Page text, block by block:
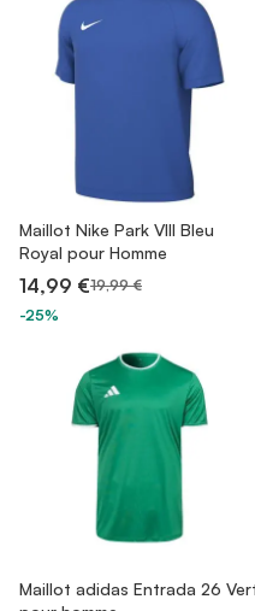
Maillot Nike Park VIII Bleu
Royal pour Homme
14,99 €19,99 €
-25%
Maillot adidas Entrada 26